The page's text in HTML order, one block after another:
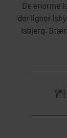
De enorme
der ligner
isbjerg.